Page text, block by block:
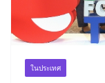
ในประเทศ